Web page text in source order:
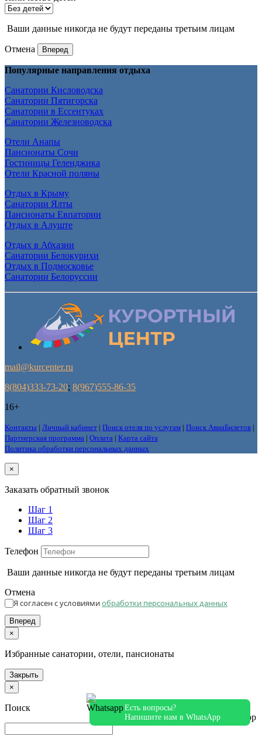
Ваши данные никогда не будут переданы третьим лицам
Отмена Вперед
Популярные направления отдыха
Санатории Кисловодска
Санатории Пятигорска
Санатории в Ессентуках
Санатории Железноводска
Отели Анапы
Пансионаты Сочи
Гостиницы Геленджика
Отели Красной поляны
Отдых в Крыму
Санатории Ялты
Пансионаты Евпатории
Отдых в Алуште
Отдых в Абхазии
Санатории Белокурихи
Отдых в Подмосковье
Санатории Белоруссии
mail@kurcenter.ru
8(804)333-73-20; 8(967)555-86-35
16+
Контакты | Личный кабинет | Поиск отеля по услугам | Поиск АвиаБилетов |
Партнерская программа | Оплата | Карта сайта
Политика обработки персональных данных
Есть вопросы?
Напишите нам в WhatsApp
×
Заказать обратный звонок
Шаг 1
Шаг 2
Шаг 3
Телефон
Ваши данные никогда не будут переданы третьим лицам
Отмена
Я согласен с условиямиобработки персональных данных
Вперед
×
Избранные санатории, отели, пансионаты
Закрыть
×
Поиск